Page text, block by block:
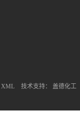
XML 技术支持：
盖德化工